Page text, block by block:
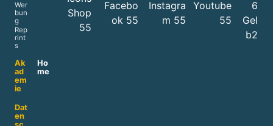
Wer
bun
g
Rep
rint
s
Ak
ad
em
ie
Ho
me
Dat
en